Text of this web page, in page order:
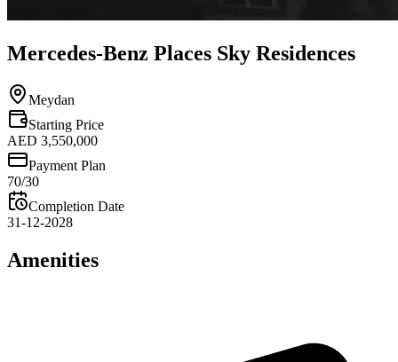
Mercedes-Benz Places Sky Residences
Meydan
Starting Price
AED 3,550,000
Payment Plan
70/30
Completion Date
31-12-2028
Amenities